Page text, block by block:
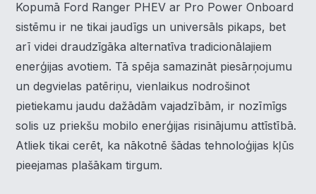
Kopumā Ford Ranger PHEV ar Pro Power Onboard
sistēmu ir ne tikai jaudīgs un universāls pikaps, bet
arī videi draudzīgāka alternatīva tradicionālajiem
enerģijas avotiem. Tā spēja samazināt piesārņojumu
un degvielas patēriņu, vienlaikus nodrošinot
pietiekamu jaudu dažādām vajadzībām, ir nozīmīgs
solis uz priekšu mobilo enerģijas risinājumu attīstībā.
Atliek tikai cerēt, ka nākotnē šādas tehnoloģijas kļūs
pieejamas plašākam tirgum.
▶ Funkcionālais
Analītika
Veiktspēja
▶ Reklāma